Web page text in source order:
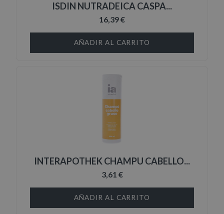
ISDIN NUTRADEICA CASPA...
16,39 €
AÑADIR AL CARRITO
INTERAPOTHEK CHAMPU CABELLO...
3,61 €
AÑADIR AL CARRITO